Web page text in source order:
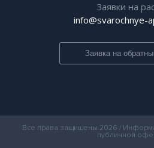
Заявки на
info@svarochnye-
Заявка на
Все права защищены 2026 /
публичной